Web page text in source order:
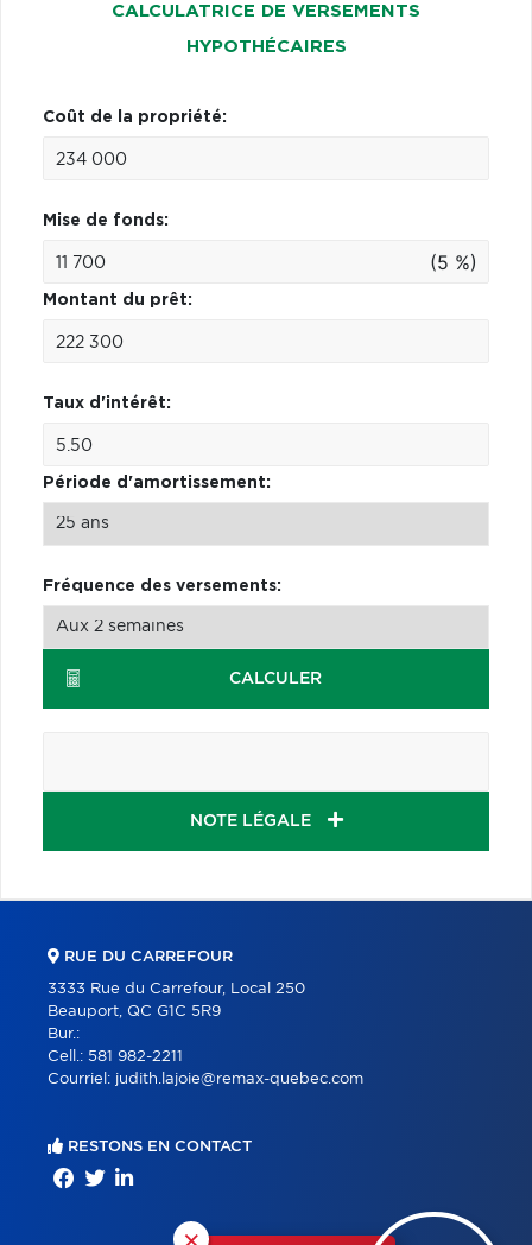
CALCULATRICE DE VERSEMENTS
HYPOTHÉCAIRES
Coût de la propriété:
Mise de fonds:
(5 %)
Montant du prêt:
Taux d'intérêt:
Période d'amortissement:
Fréquence des versements:
CALCULER
NOTE LÉGALE
RUE DU CARREFOUR
3333 Rue du Carrefour, Local 250
Beauport, QC G1C 5R9
Bur.:
Cell.: 581 982-2211
Courriel: judith.lajoie@remax-quebec.com
RESTONS EN CONTACT